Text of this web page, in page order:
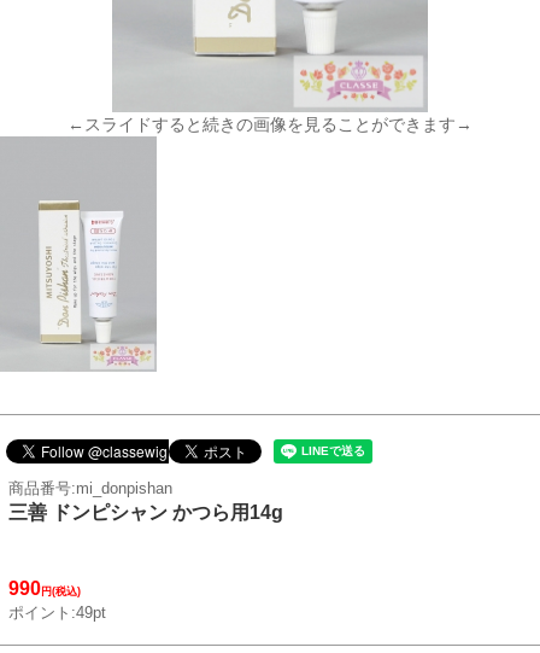
←スライドすると続きの画像を見ることができます→
商品番号:mi_donpishan
三善 ドンピシャン かつら用14g
990円(税込)
ポイント:49pt